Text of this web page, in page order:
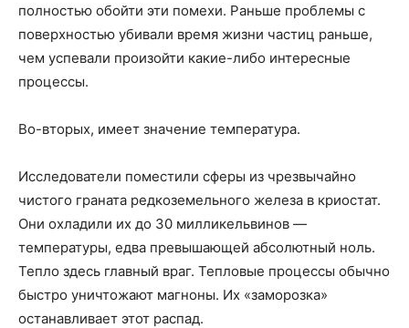
полностью обойти эти помехи. Раньше проблемы с
поверхностью убивали время жизни частиц раньше,
чем успевали произойти какие-либо интересные
процессы.
Во-вторых, имеет значение температура.
Исследователи поместили сферы из чрезвычайно
чистого граната редкоземельного железа в криостат.
Они охладили их до 30 милликельвинов —
температуры, едва превышающей абсолютный ноль.
Тепло здесь главный враг. Тепловые процессы обычно
быстро уничтожают магноны. Их «заморозка»
останавливает этот распад.